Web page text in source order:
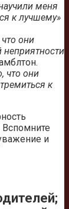
меня
к лучшему»
они
что они
к
Вспомните
и